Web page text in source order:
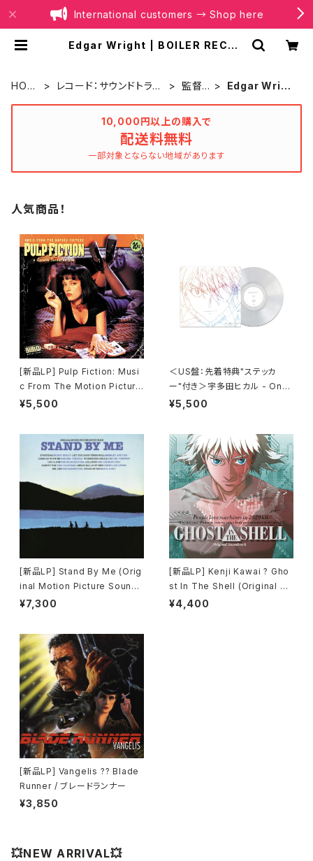
International customers → Shop here
Edgar Wright | BOILER RECOR
HOM
レコード：サウンドトラッ
監督
Edgar Wrigh
10,000円以上の購入で
配送料無料
一部対象とならない地域があります
人気商品！
[新品LP] Pulp Fiction: Musi
c From The Motion Picture
(180g) / パルプ・フィクション
¥5,500
＜US盤：先着特典"ステッカ
ー"付き＞宇多田ヒカル - One
Last Kiss (US Clear Vinyl)
¥5,500
[新品LP] Stand By Me (Orig
inal Motion Picture Soundt
rack) / スタンド・バイ・ミー
¥7,300
[新品LP] Kenji Kawai ? Gho
st In The Shell (Original So
undtrack) / GHOST IN THE
¥4,400
[新品LP] Vangelis ?? Blade
Runner / ブレードランナー
¥3,850
💥NEW ARRIVAL💥